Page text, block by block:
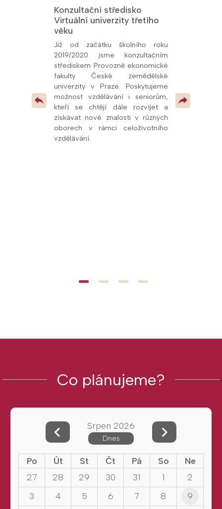
republice
v
Konzultační středisko
Virtuální univerzity třetího
věku
Již od začátku školního roku
2019/2020 jsme konzultačním
střediskem Provozně ekonomické
fakulty České zemědělské
univerzity v Praze. Poskytujeme
možnost vzdělávání i seniorům,
kteří se chtějí dále rozvíjet a
získávat nové znalosti v různých
oborech v rámci celoživotního
vzdělávání.
odborných
Co plánujeme?
Srpen 2026
Dnes
Po Út St Čt Pá So
Ne
27
28 29 30 31 1
2
3
4 5 6 7 8
9